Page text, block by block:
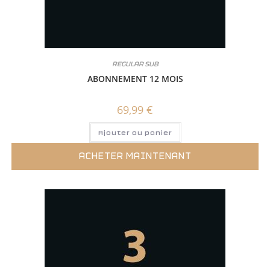
REGULAR SUB
ABONNEMENT 12 MOIS
69,99 €
Ajouter au panier
ACHETER MAINTENANT